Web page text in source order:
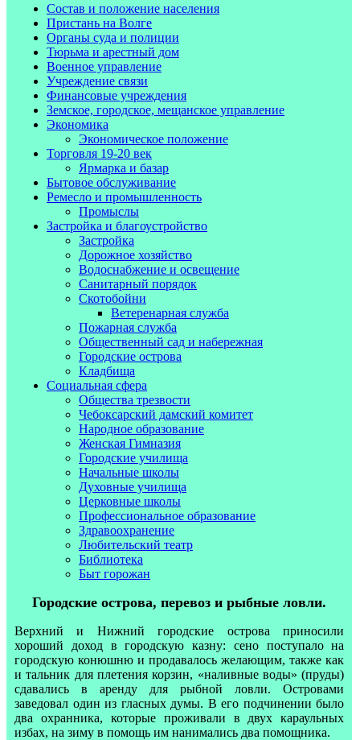
Состав и положение населения
Пристань на Волге
Органы суда и полиции
Тюрьма и арестный дом
Военное управление
Учреждение связи
Финансовые учреждения
Земское, городское, мещанское управление
Экономика
Экономическое положение
Торговля 19-20 век
Ярмарка и базар
Бытовое обслуживание
Ремесло и промышленность
Промыслы
Застройка и благоустройство
Застройка
Дорожное хозяйство
Водоснабжение и освещение
Санитарный порядок
Скотобойни
Ветеренарная служба
Пожарная служба
Общественный сад и набережная
Городские острова
Кладбища
Социальная сфера
Общества трезвости
Чебоксарский дамский комитет
Народное образование
Женская Гимназия
Городские училища
Начальные школы
Духовные училища
Церковные школы
Профессиональное образование
Здравоохранение
Любительский театр
Библиотека
Быт горожан
Городские острова, перевоз и рыбные ловли.
Верхний и Нижний городские острова приносили
хороший доход в городскую казну: сено поступало на
городскую конюшню и продавалось желающим, также как
и тальник для плетения корзин, «наливные воды» (пруды)
сдавались в аренду для рыбной ловли. Островами
заведовал один из гласных думы. В его подчинении было
два охранника, которые проживали в двух караульных
избах, на зиму в помощь им нанимались два помощника.